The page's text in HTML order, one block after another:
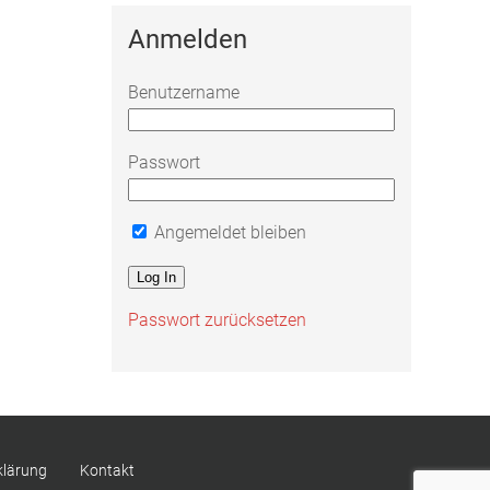
Anmelden
Benutzername
Passwort
Angemeldet bleiben
Passwort zurücksetzen
Kontakt